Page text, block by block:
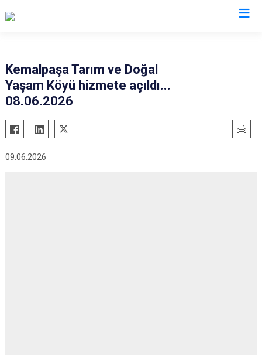
Aliağa
Bayındır
Foça
Kemalpaşa Tarım ve Doğal
Yaşam Köyü hizmete açıldı...
08.06.2026
09.06.2026